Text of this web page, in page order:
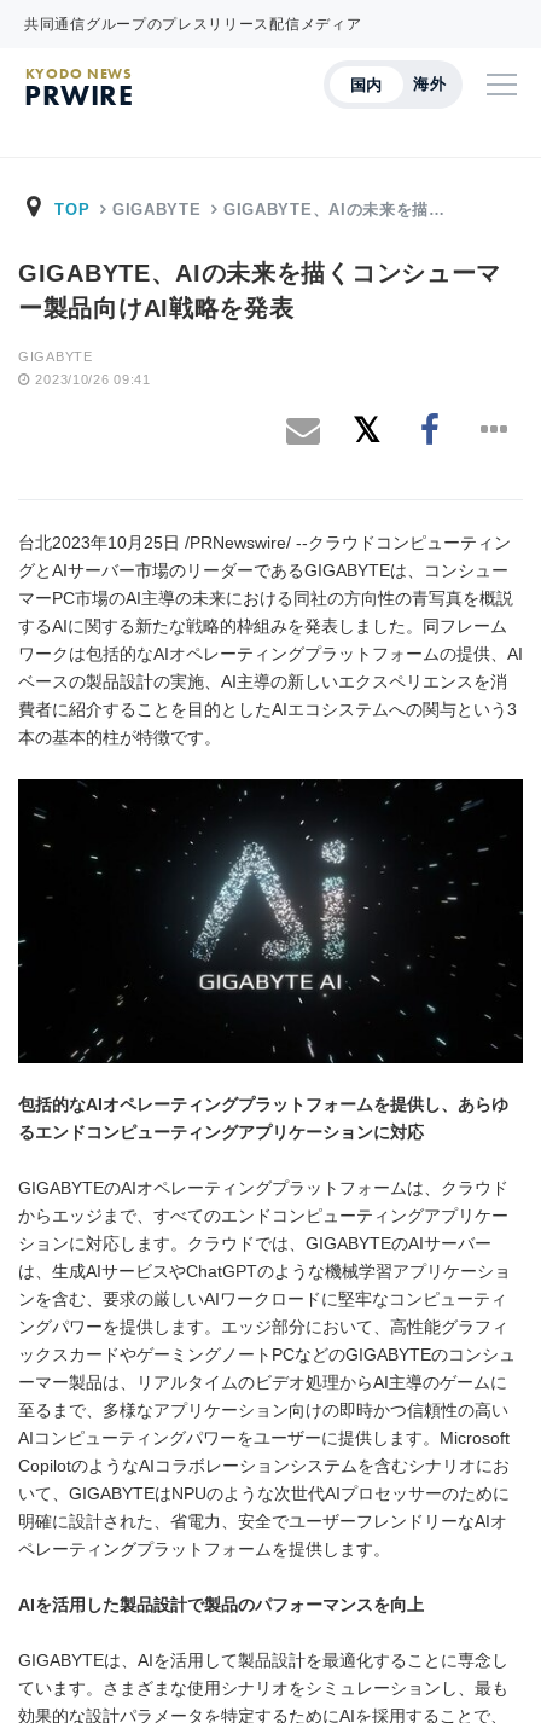
共同通信グループのプレスリリース配信メディア
国内 海外
KYODO NEWS
PRWIRE
TOP GIGABYTE GIGABYTE、AIの未来を描…
GIGABYTE、AIの未来を描くコンシューマ
ー製品向けAI戦略を発表
GIGABYTE
2023/10/26 09:41
台北2023年10月25日 /PRNewswire/ --クラウドコンピューティン
グとAIサーバー市場のリーダーであるGIGABYTEは、コンシュー
マーPC市場のAI主導の未来における同社の方向性の青写真を概説
するAIに関する新たな戦略的枠組みを発表しました。同フレーム
ワークは包括的なAIオペレーティングプラットフォームの提供、AI
ベースの製品設計の実施、AI主導の新しいエクスペリエンスを消
費者に紹介することを目的としたAIエコシステムへの関与という3
本の基本的柱が特徴です。
包括的なAI オペレーティングプラットフォームを提供し、あらゆ
るエンドコンピューティングアプリケーションに対応
GIGABYTEのAIオペレーティングプラットフォームは、クラウド
からエッジまで、すべてのエンドコンピューティングアプリケー
ションに対応します。クラウドでは、GIGABYTEのAIサーバー
は、生成AIサービスやChatGPTのような機械学習アプリケーショ
ンを含む、要求の厳しいAIワークロードに堅牢なコンピューティ
ングパワーを提供します。エッジ部分において、高性能グラフィ
ックスカードやゲーミングノートPCなどのGIGABYTEのコンシュ
ーマー製品は、リアルタイムのビデオ処理からAI主導のゲームに
至るまで、多様なアプリケーション向けの即時かつ信頼性の高い
AIコンピューティングパワーをユーザーに提供します。Microsoft
CopilotのようなAIコラボレーションシステムを含むシナリオにお
いて、GIGABYTEはNPUのような次世代AIプロセッサーのために
明確に設計された、省電力、安全でユーザーフレンドリーなAIオ
ペレーティングプラットフォームを提供します。
AI を活用した製品設計で製品のパフォーマンスを向上
GIGABYTEは、AIを活用して製品設計を最適化することに専念し
ています。さまざまな使用シナリオをシミュレーションし、最も
効果的な設計パラメータを特定するためにAIを採用することで、